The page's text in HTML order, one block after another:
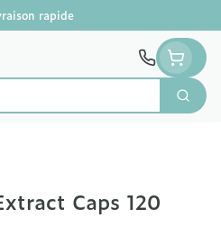
rapide
Caps 120